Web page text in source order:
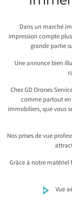
Dans un marché
impression compte
grande partie
Une annonce bien
Chez GD Drones
comme partout en
immobiliers, que vous
Nos prises de vue
Grâce à notre matériel
Vue